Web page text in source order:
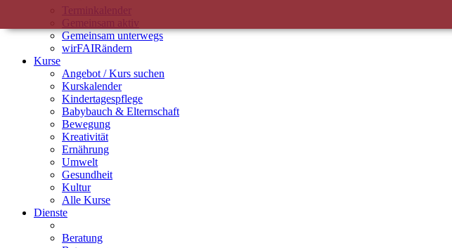
Terminkalender
Gemeinsam aktiv
Gemeinsam unterwegs
wirFAIRändern
Kurse
Angebot / Kurs suchen
Kurskalender
Kindertagespflege
Babybauch & Elternschaft
Bewegung
Kreativität
Ernährung
Umwelt
Gesundheit
Kultur
Alle Kurse
Dienste
Beratung